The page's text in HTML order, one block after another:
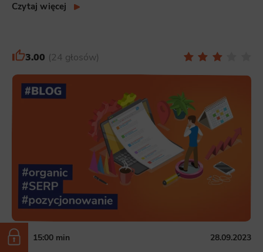
Czytaj więcej
3.00 24 głosów
15:00 min 28.09.2023